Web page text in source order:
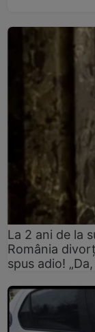
La 2 ani de la
România
spus adio!